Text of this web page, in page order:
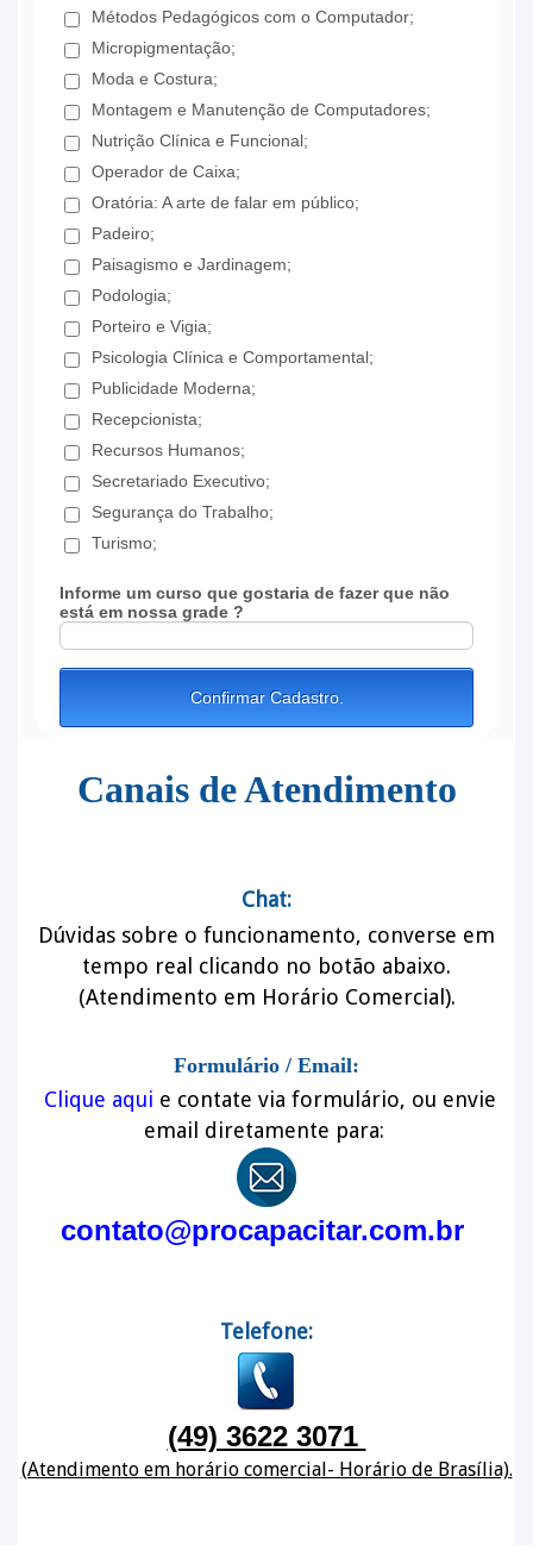
Canais de Atendimento
Chat:
Dúvidas sobre o funcionamento, converse em
tempo real clicando no botão abaixo.
(Atendimento em Horário Comercial).
Formulário / Email:
Clique aqui e contate via formulário, ou envie
email diretamente para:
contato@procapacitar.com.br
Telefone:
(49) 3622 3071
(Atendimento em horário comercial- Horário de Brasília).